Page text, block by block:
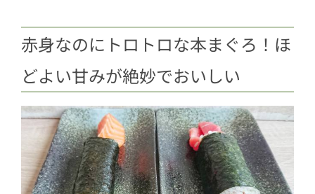
赤身なのにトロトロな本まぐろ！ほ
どよい甘みが絶妙でおいしい